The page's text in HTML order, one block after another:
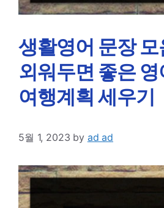
생활영어 문장 모
외워두면 좋은
여행계획 세우기
5월 1, 2023 by ad ad